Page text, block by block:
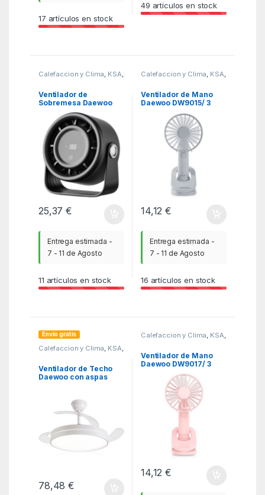
17 artículos en stock
49 artículos en stock
Calefaccion y Clima KSA
Ventiladores y
Ventilador de
Sobremesa Daewoo
DW9018/ 10W/ 4
Aspas/ 4 Velocidades
25,37€
Entrega estimada -
7 - 11 de Agosto
11 artículos en stock
Calefaccion y Clima KSA
Ventiladores y
Ventilador de Mano
Daewoo DW9015/ 3
14,12€
Entrega estimada -
7 - 11 de Agosto
16 artículos en stock
Envío gratis
Calefaccion y Clima, KSA,
Ventilador de Techo
Daewoo con aspas
Velocidades
78,48€
Calefaccion y Clima, KSA,
Ventilador de Mano
Daewoo DW9017/ 3
velocidades
14,12€